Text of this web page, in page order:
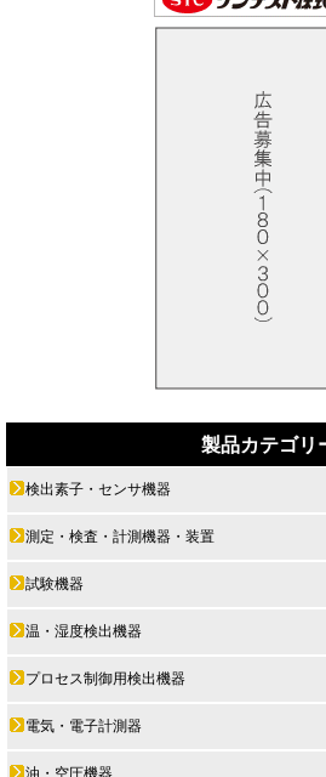
製品カテゴリ
検出素子・センサ機器
測定・検査・計測機器・装置
試験機器
温・湿度検出機器
プロセス制御用検出機器
電気・電子計測器